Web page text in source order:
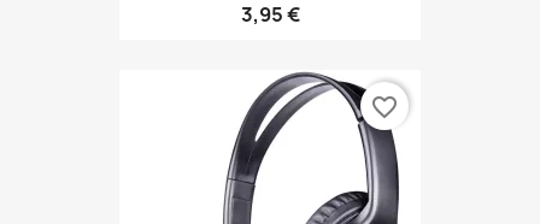
3,95 €
favorite_border